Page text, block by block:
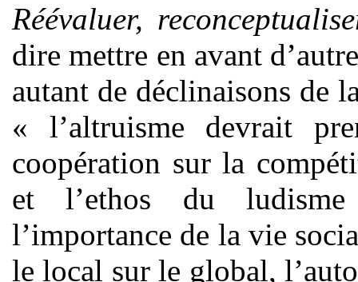
Réévaluer,
dire mettre en avant
autant de déclinaisons de
« l’altruisme devrait
coopération sur la
et l’ethos du
l’importance de la vie
le local sur le global,